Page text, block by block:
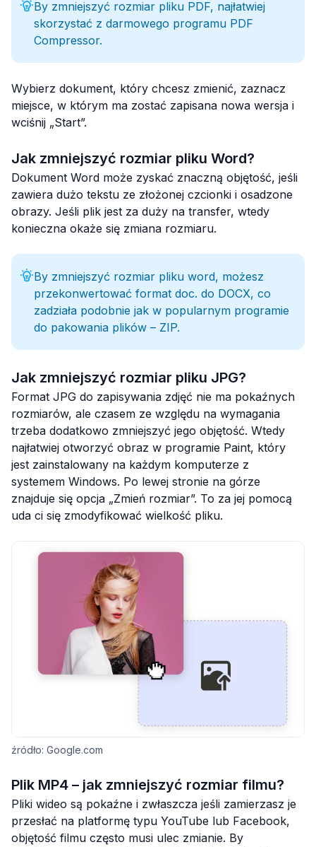
By zmniejszyć rozmiar pliku PDF, najłatwiej
skorzystać z darmowego programu PDF
Compressor.
Wybierz dokument, który chcesz zmienić, zaznacz
miejsce, w którym ma zostać zapisana nowa wersja i
wciśnij „Start”.
Jak zmniejszyć rozmiar pliku Word?
Dokument Word może zyskać znaczną objętość, jeśli
zawiera dużo tekstu ze złożonej czcionki i osadzone
obrazy. Jeśli plik jest za duży na transfer, wtedy
konieczna okaże się zmiana rozmiaru.
By zmniejszyć rozmiar pliku word, możesz
przekonwertować format doc. do DOCX, co
zadziała podobnie jak w popularnym programie
do pakowania plików – ZIP.
Jak zmniejszyć rozmiar pliku JPG?
Format JPG do zapisywania zdjęć nie ma pokaźnych
rozmiarów, ale czasem ze względu na wymagania
trzeba dodatkowo zmniejszyć jego objętość. Wtedy
najłatwiej otworzyć obraz w programie Paint, który
jest zainstalowany na każdym komputerze z
systemem Windows. Po lewej stronie na górze
znajduje się opcja „Zmień rozmiar”. To za jej pomocą
uda ci się zmodyfikować wielkość pliku.
źródło: Google.com
Plik MP4 – jak zmniejszyć rozmiar filmu?
Pliki wideo są pokaźne i zwłaszcza jeśli zamierzasz je
przesłać na platformę typu YouTube lub Facebook,
objętość filmu często musi ulec zmianie. By